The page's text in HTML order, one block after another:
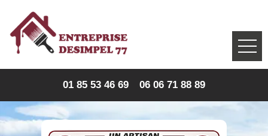
01 85 53 46 69 06 06 71 88 89